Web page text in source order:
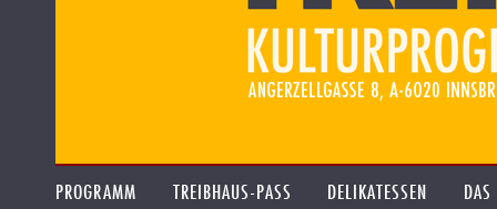
PROGRAMM TREIBHAUS-PASS DELIKATESSEN